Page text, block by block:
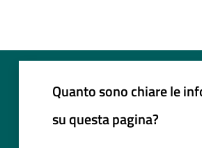
Quanto sono chiare le
su questa pagina?